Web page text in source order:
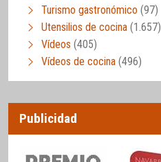
Turismo gastronómico (97)
Utensilios de cocina (1.657)
Vídeos (405)
Vídeos de cocina (496)
Publicidad